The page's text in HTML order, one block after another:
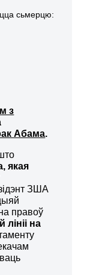
сьмерцю:
з
Абама.
якая
ЗША
правоў
на